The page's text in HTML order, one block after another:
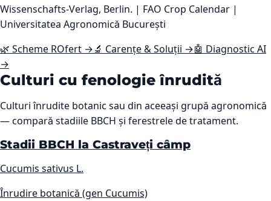
Wissenschafts-Verlag, Berlin. | FAO Crop Calendar |
Universitatea Agronomică București
🌿 Scheme ROfert →🔬 Carențe & Soluții →🤖 Diagnostic AI
→
Culturi cu fenologie înrudită
Culturi înrudite botanic sau din aceeași grupă agronomică
— compară stadiile BBCH și ferestrele de tratament.
Stadii BBCH la Castraveți câmp
Cucumis sativus L.
Înrudire botanică (gen Cucumis)